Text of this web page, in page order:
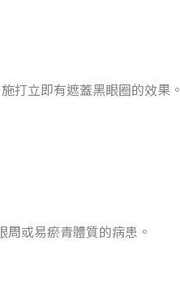
打立即有遮蓋黑眼圈的效果。
或易瘀青體質的病患。